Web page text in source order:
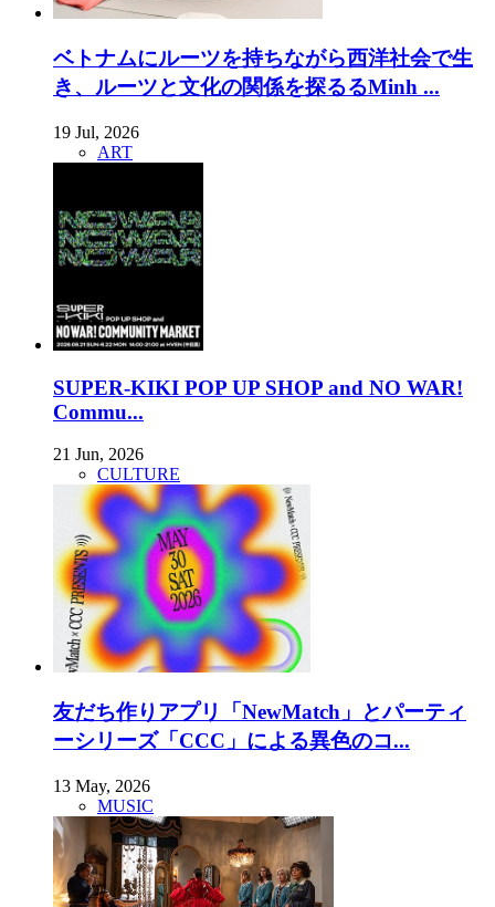
ベトナムにルーツを持ちながら西洋社会で生
き、ルーツと文化の関係を探るるMinh ...
19 Jul, 2026
ART
SUPER-KIKI POP UP SHOP and NO WAR!
Commu...
21 Jun, 2026
CULTURE
友だち作りアプリ「NewMatch」とパーティ
ーシリーズ「CCC」による異色のコ...
13 May, 2026
MUSIC